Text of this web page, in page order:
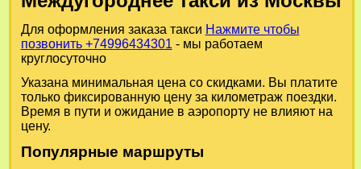
Для оформления заказа такси Нажмите чтобы
позвонить +74996434301 - мы работаем
круглосуточно
Указана минимальная цена со скидками. Вы платите
только фиксированную цену за километраж поездки.
Время в пути и ожидание в аэропорту не влияют на
цену.
Популярные маршруты